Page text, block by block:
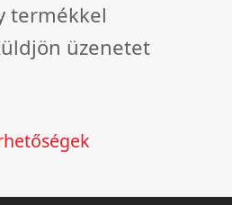
termékkel
üzenetet